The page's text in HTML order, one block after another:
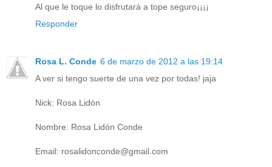
Al que le toque lo disfrutará a tope seguro¡¡¡¡
Responder
Rosa L. Conde 6 de marzo de 2012 a las 19:14
A ver si tengo suerte de una vez por todas! jaja
Nick: Rosa Lidón
Nombre: Rosa Lidón Conde
Email: rosalidonconde@gmail.com